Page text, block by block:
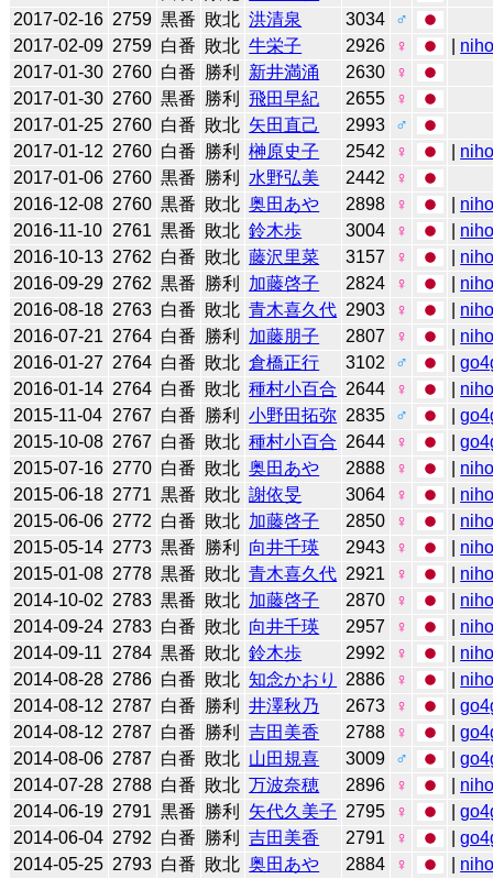
2017-02-16 2759 黒番 敗北 洪清泉 3034
♂
2017-02-09 2759 白番 敗北 牛栄子 2926 ♀
2017-01-30 2760 白番 勝利 新井満涌 2630
♀
2017-01-30 2760 黒番 勝利 飛田早紀 2655
♀
2017-01-25 2760 白番 敗北 矢田直己 2993
♂
2017-01-12 2760 白番 勝利 榊原史子 2542 ♀
2017-01-06 2760 黒番 勝利 水野弘美 2442
♀
2016-12-08 2760 黒番 敗北 奥田あや 2898 ♀
2016-11-10 2761 黒番 敗北 鈴木歩 3004 ♀
2016-10-13 2762 白番 敗北 藤沢里菜 3157 ♀
2016-09-29 2762 黒番 勝利 加藤啓子 2824 ♀
2016-08-18 2763 白番 敗北 青木喜久代 2903 ♀
2016-07-21 2764 白番 勝利 加藤朋子 2807 ♀
2016-01-27 2764 白番 敗北 倉橋正行 3102 ♂ |
2016-01-14 2764 白番 敗北 種村小百合 2644 ♀
2015-11-04 2767 白番 勝利 小野田拓弥 2835 ♂ |
2015-10-08 2767 白番 敗北 種村小百合 2644 ♀ |
2015-07-16 2770 白番 敗北 奥田あや 2888 ♀
2015-06-18 2771 黒番 敗北 謝依旻 3064 ♀
2015-06-06 2772 白番 敗北 加藤啓子 2850 ♀
2015-05-14 2773 黒番 勝利 向井千瑛 2943 ♀
2015-01-08 2778 黒番 敗北 青木喜久代 2921 ♀
2014-10-02 2783 黒番 敗北 加藤啓子 2870 ♀
2014-09-24 2783 白番 敗北 向井千瑛 2957 ♀
2014-09-11
2784 黒番 敗北 鈴木歩 2992 ♀
2014-08-28 2786 白番 敗北 知念かおり 2886 ♀
2014-08-12 2787 白番 勝利 井澤秋乃 2673 ♀ |
2014-08-12 2787 白番 勝利 吉田美香 2788 ♀ |
2014-08-06 2787 白番 敗北 山田規喜 3009 ♂ |
2014-07-28 2788 白番 敗北 万波奈穂 2896 ♀
2014-06-19 2791 黒番 勝利 矢代久美子 2795 ♀ |
2014-06-04 2792 白番 勝利 吉田美香 2791 ♀ |
2014-05-25 2793 白番 敗北 奥田あや 2884 ♀